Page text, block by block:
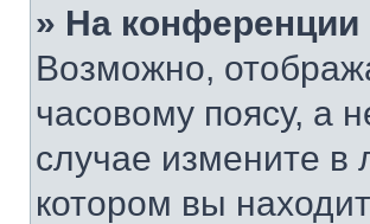
» На
Возможно,
часовому поясу, а
случае измените в
котором вы